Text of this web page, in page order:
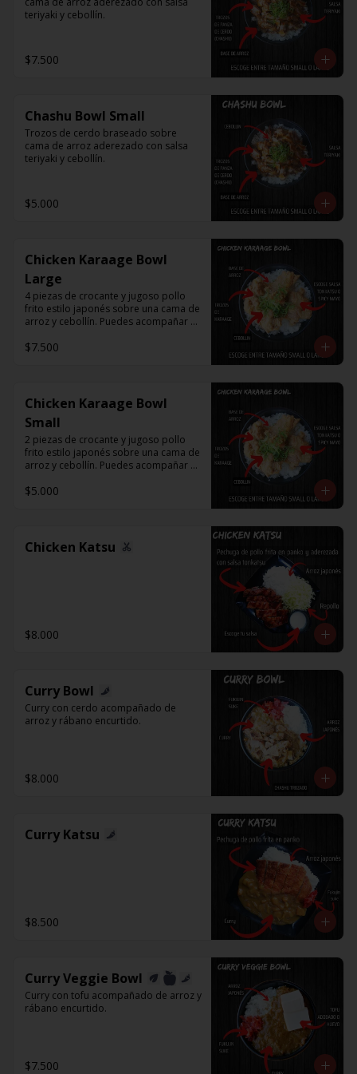
teriyaki y cebollín.
$7.500
Chashu Bowl Small
Trozos de cerdo braseado sobre
cama de arroz aderezado con salsa
teriyaki y cebollín.
$5.000
Chicken Karaage Bowl
Large
4 piezas de crocante y jugoso pollo
frito estilo japonés sobre una cama de
arroz y cebollín. Puedes acompañar
$7.500
Chicken Karaage Bowl
Small
2 piezas de crocante y jugoso pollo
frito estilo japonés sobre una cama de
arroz y cebollín. Puedes acompañar
$5.000
Chicken Katsu
$8.000
Curry Bowl
Curry con cerdo acompañado de
arroz y rábano encurtido.
$8.000
Curry Katsu
$8.500
Curry Veggie Bowl
Curry con tofu acompañado de arroz y
rábano encurtido.
$7.500